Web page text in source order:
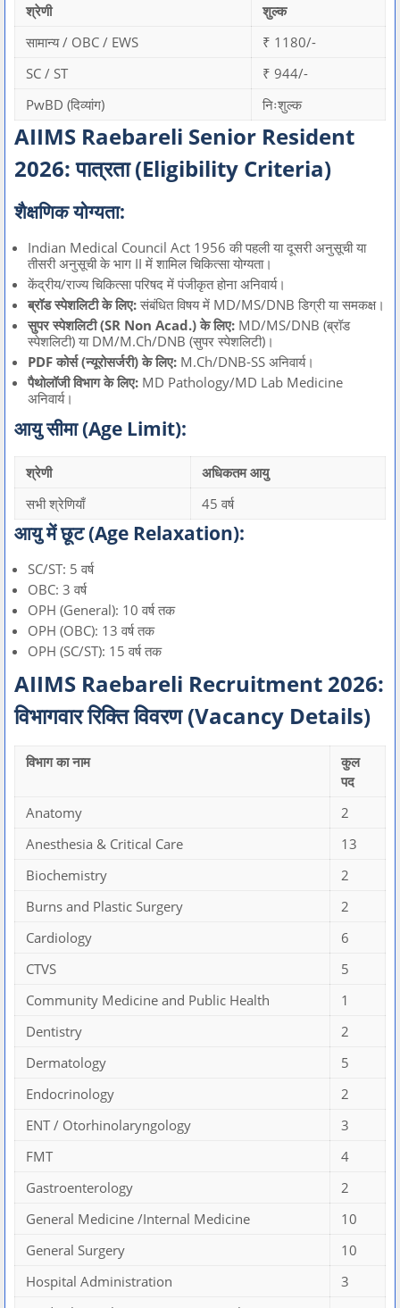
श्रेणी
शुल्क
सामान्य / OBC / EWS
₹ 1180/-
SC / ST
₹ 944/-
PwBD (दिव्यांग)
निःशुल्क
AIIMS Raebareli Senior Resident
2026: पात्रता (Eligibility Criteria)
शैक्षणिक योग्यता:
Indian Medical Council Act 1956 की पहली या दूसरी अनुसूची या
तीसरी अनुसूची के भाग II में शामिल चिकित्सा योग्यता।
केंद्रीय/राज्य चिकित्सा परिषद में पंजीकृत होना अनिवार्य।
ब्रॉड स्पेशलिटी के लिए: संबंधित विषय में MD/MS/DNB डिग्री या समकक्ष।
सुपर स्पेशलिटी (SR Non Acad.) के लिए: MD/MS/DNB (ब्रॉड
स्पेशलिटी) या DM/M.Ch/DNB (सुपर स्पेशलिटी)।
PDF कोर्स (न्यूरोसर्जरी) के लिए: M.Ch/DNB-SS अनिवार्य।
पैथोलॉजी विभाग के लिए: MD Pathology/MD Lab Medicine
अनिवार्य।
आयु सीमा (Age Limit):
श्रेणी
अधिकतम आयु
सभी श्रेणियाँ
45 वर्ष
आयु में छूट (Age Relaxation):
SC/ST: 5 वर्ष
OBC: 3 वर्ष
OPH (General): 10 वर्ष तक
OPH (OBC): 13 वर्ष तक
OPH (SC/ST): 15 वर्ष तक
AIIMS Raebareli Recruitment 2026:
विभागवार रिक्ति विवरण (Vacancy Details)
विभाग का नाम
कुल
पद
Anatomy
2
Anesthesia & Critical Care
13
Biochemistry
2
Burns and Plastic Surgery
2
Cardiology
6
CTVS
5
Community Medicine and Public Health
1
Dentistry
2
Dermatology
5
Endocrinology
2
ENT / Otorhinolaryngology
3
FMT
4
Gastroenterology
2
General Medicine /Internal Medicine
10
General Surgery
10
Hospital Administration
3